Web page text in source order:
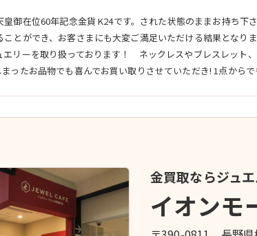
御在位60年記念金貨 K24です。された状態のままお持ち
ことができ、お客さまにも大変ご満足いただける結果とな
リーを取り扱っております！ ネックレスやブレスレット
ったお品物でも喜んでお買い取りさせていただき! 1点から
金買取ならジュ
イオンモ